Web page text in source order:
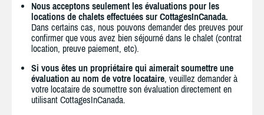
Nous acceptons seulement les évaluations pour les
locations de chalets effectuées sur CottagesInCanada.
Dans certains cas, nous pouvons demander des preuves pour
confirmer que vous avez bien séjourné dans le chalet (contrat
location, preuve paiement, etc).
Si vous êtes un propriétaire qui aimerait soumettre une
évaluation au nom de votre locataire, veuillez demander à
votre locataire de soumettre son évaluation directement en
utilisant CottagesInCanada.